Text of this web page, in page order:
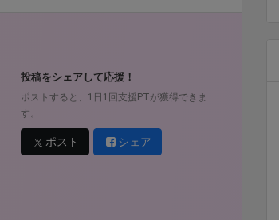
投稿をシェアして応援！
ポストすると、1日1回支援PTが獲得できま
す。
ポスト シェア